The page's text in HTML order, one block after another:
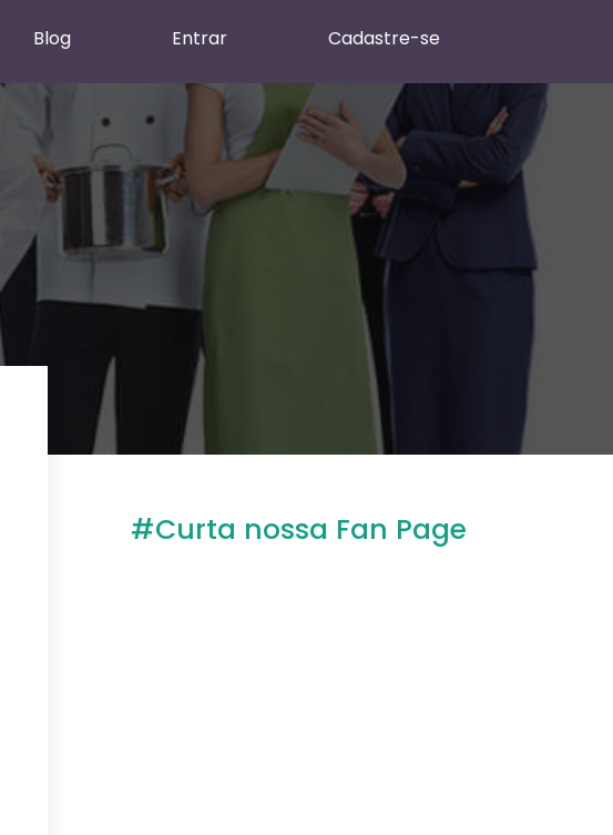
Blog Entrar Cadastre-se
#Curta nossa Fan Page